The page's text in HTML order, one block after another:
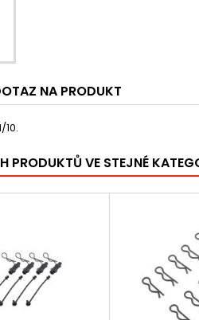
NA PRODUKT
10.
PRODUKTŮ VE STEJNÉ